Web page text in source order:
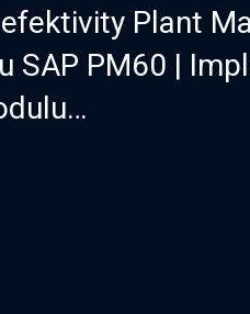
Plant
PM60 |